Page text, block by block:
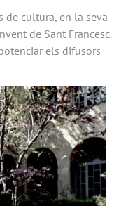
de cultura, en la seva
de Sant Francesc.
els difusors